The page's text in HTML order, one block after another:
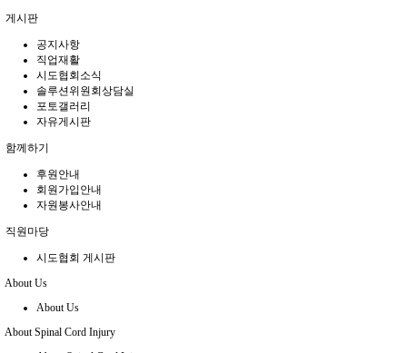
게시판
공지사항
직업재활
시도협회소식
솔루션위원회상담실
포토갤러리
자유게시판
함께하기
후원안내
회원가입안내
자원봉사안내
직원마당
시도협회 게시판
About Us
About Us
About Spinal Cord Injury